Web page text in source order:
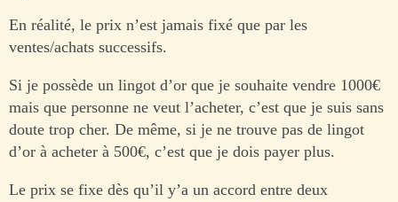
En réalité, le prix n’est jamais fixé que par les
ventes/achats successifs.
Si je possède un lingot d’or que je souhaite vendre 1000€
mais que personne ne veut l’acheter, c’est que je suis sans
doute trop cher. De même, si je ne trouve pas de lingot
d’or à acheter à 500€, c’est que je dois payer plus.
Le prix se fixe dès qu’il y’a un accord entre deux